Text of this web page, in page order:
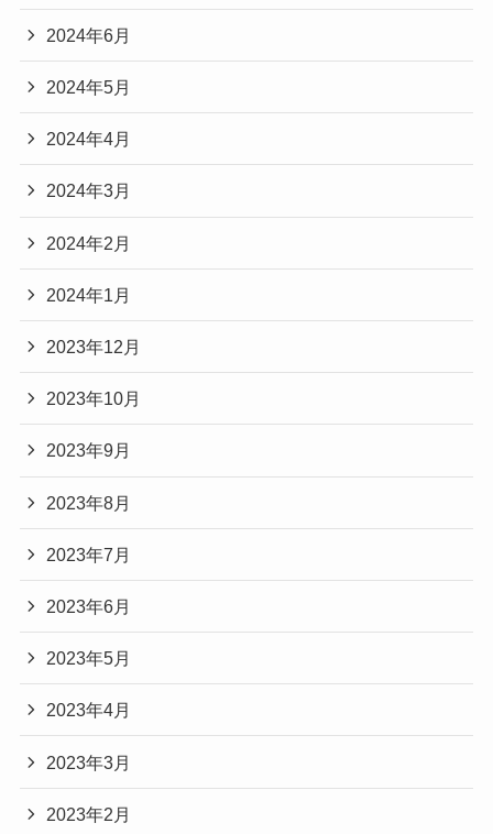
2024年6月
2024年5月
2024年4月
2024年3月
2024年2月
2024年1月
2023年12月
2023年10月
2023年9月
2023年8月
2023年7月
2023年6月
2023年5月
2023年4月
2023年3月
2023年2月